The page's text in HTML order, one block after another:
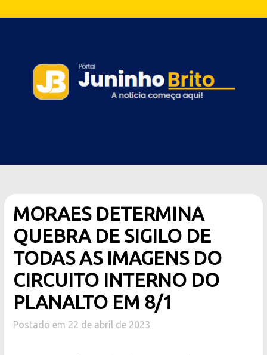
MORAES DETERMINA
QUEBRA DE SIGILO DE
TODAS AS IMAGENS DO
CIRCUITO INTERNO DO
PLANALTO EM 8/1
Postado em 22 de abril de 2023